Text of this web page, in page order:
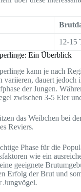
12-15
Ein Überblick
kann je nach
variieren, dauert jedoch
der Jungen.
zwischen 3-5 Eier
das Weibchen bei
Reviers.
Phase für die
wie ein
geeignete
Erfolg der Brut und
Jungvögel.